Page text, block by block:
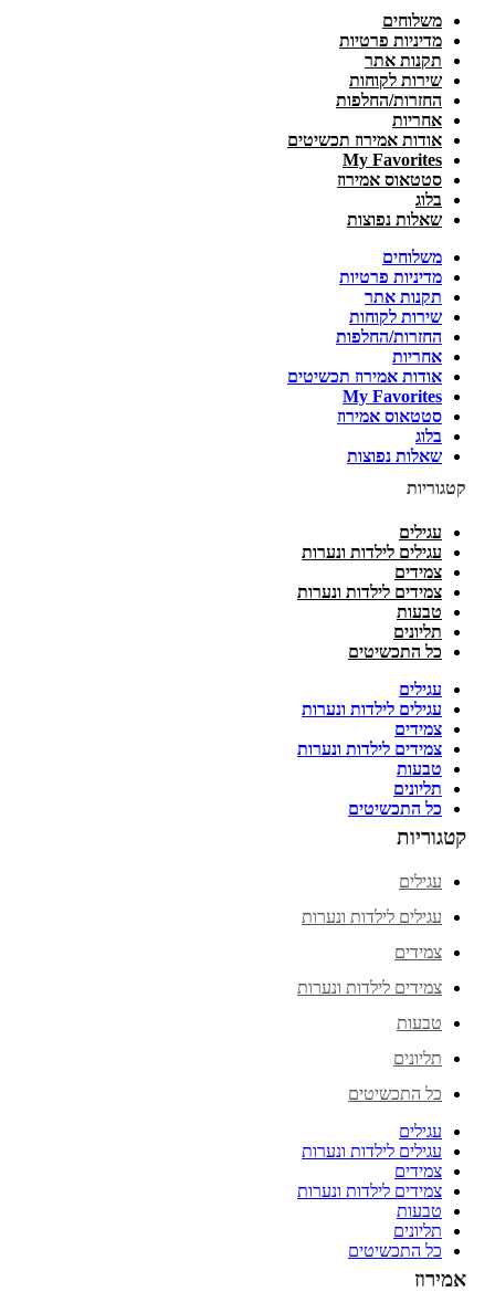
משלוחים
מדיניות פרטיות
תקנות אתר
שירות לקוחות
החזרות/החלפות
אחריות
אודות אמירוז תכשיטים
My Favorites
סטטאוס אמירוז
בלוג
שאלות נפוצות
משלוחים
מדיניות פרטיות
תקנות אתר
שירות לקוחות
החזרות/החלפות
אחריות
אודות אמירוז תכשיטים
My Favorites
סטטאוס אמירוז
בלוג
שאלות נפוצות
קטגוריות
עגילים
עגילים לילדות ונערות
צמידים
צמידים לילדות ונערות
טבעות
תליונים
כל התכשיטים
עגילים
עגילים לילדות ונערות
צמידים
צמידים לילדות ונערות
טבעות
תליונים
כל התכשיטים
קטגוריות
עגילים
עגילים לילדות ונערות
צמידים
צמידים לילדות ונערות
טבעות
תליונים
כל התכשיטים
עגילים
עגילים לילדות ונערות
צמידים
צמידים לילדות ונערות
טבעות
תליונים
כל התכשיטים
אמירוז